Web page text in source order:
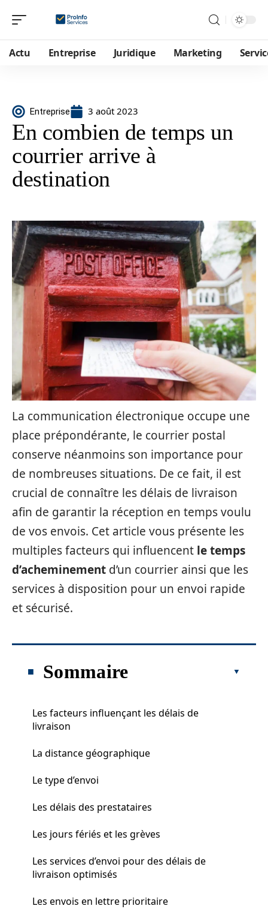
Actu Entreprise Juridique Marketing
Entreprise 3 août 2023
En combien de temps un
courrier arrive à
destination
La communication électronique occupe une
place prépondérante, le courrier postal
conserve néanmoins son importance pour
de nombreuses situations. De ce fait, il est
crucial de connaître les délais de livraison
afin de garantir la réception en temps voulu
de vos envois. Cet article vous présente les
multiples facteurs qui influencent le temps
d’acheminement d’un courrier ainsi que les
services à disposition pour un envoi rapide
et sécurisé.
Sommaire
Les facteurs influençant les délais de
livraison
La distance géographique
Le type d’envoi
Les délais des prestataires
Les jours fériés et les grèves
Les services d’envoi pour des délais de
livraison optimisés
Les envois en lettre prioritaire